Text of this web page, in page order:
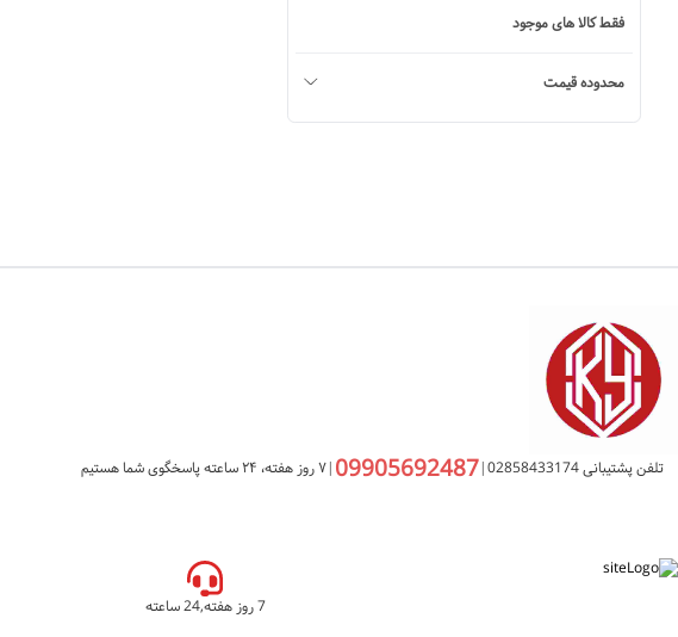
فقط کالا های موجود
محدوده قیمت
تلفن پشتیبانی 02858433174 |
09905692487
|۷ روز هفته، ۲۴ ساعته پاسخگوی شما هستیم
7 روز هفته,24 ساعته